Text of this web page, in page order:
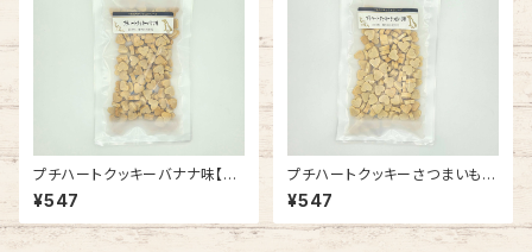
プチハートクッキーバナナ味【01
0036】
¥547
プチハートクッキーさつまいも味
【010177】
¥547